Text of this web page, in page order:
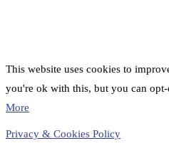
This website uses cookies to
you're ok with this, but you can
More
Privacy & Cookies Policy